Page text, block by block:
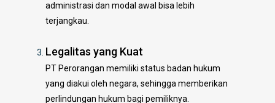
administrasi dan modal awal bisa lebih
terjangkau.
Legalitas yang Kuat
PT Perorangan memiliki status badan hukum
yang diakui oleh negara, sehingga memberikan
perlindungan hukum bagi pemiliknya.